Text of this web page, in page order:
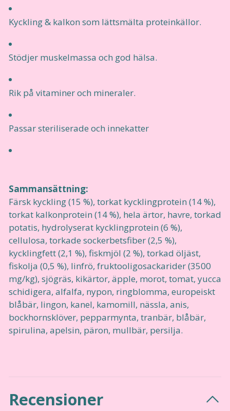
Kyckling & kalkon som lättsmälta proteinkällor.
Stödjer muskelmassa och god hälsa.
Rik på vitaminer och mineraler.
Passar steriliserade och innekatter
Sammansättning:
Färsk kyckling (15 %), torkat kycklingprotein (14 %),
torkat kalkonprotein (14 %), hela ärtor, havre, torkad
potatis, hydrolyserat kycklingprotein (6 %),
cellulosa, torkade sockerbetsfiber (2,5 %),
kycklingfett (2,1 %), fiskmjöl (2 %), torkad öljäst,
fiskolja (0,5 %), linfrö, fruktooligosackarider (3500
mg/kg), sjögräs, kikärtor, äpple, morot, tomat, yucca
schidigera, alfalfa, nypon, ringblomma, europeiskt
blåbär, lingon, kanel, kamomill, nässla, anis,
bockhornsklöver, pepparmynta, tranbär, blåbär,
spirulina, apelsin, päron, mullbär, persilja.
Recensioner